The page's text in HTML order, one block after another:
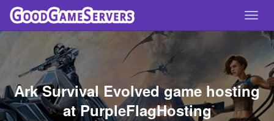
Ark Survival Evolved game hosting
at PurpleFlagHosting